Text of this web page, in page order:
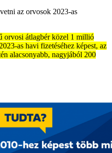
az orvosok 2023-as
orvosi átlagbér közel 1 millió
as havi fizetéséhez képest, az
alacsonyabb, nagyjából 200